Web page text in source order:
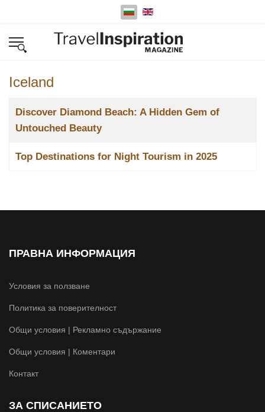
Изберете език
Iceland
Заглавие
Discover Diamond Beach: A Hidden Gem of
Untouched Beauty
Top Destinations for Night Tourism in 2025
ПРАВНА ИНФОРМАЦИЯ
Условия за ползване
Политика за поверителност
Общи условия | Рекламно съдържание
Общи условия | Коментари
Контакт
ЗА СПИСАНИЕТО